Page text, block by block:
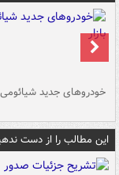
خودروهای جدید شیائومی
این مطالب را از دست